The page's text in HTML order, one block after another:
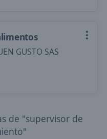
GUSTO SAS
de "supervisor de